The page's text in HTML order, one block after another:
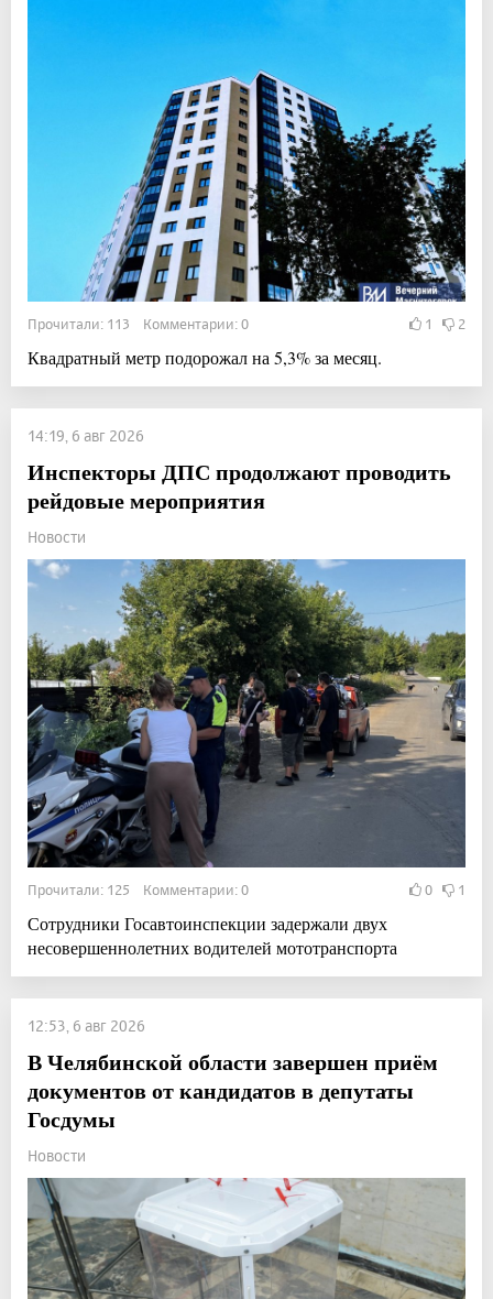
Прочитали: 113 Комментарии: 0 1 2
Квадратный метр подорожал на 5,3% за месяц.
14:19, 6 авг 2026
Инспекторы ДПС продолжают проводить
рейдовые мероприятия
Новости
Прочитали: 125 Комментарии: 0 0 1
Сотрудники Госавтоинспекции задержали двух
несовершеннолетних водителей мототранспорта
12:53, 6 авг 2026
В Челябинской области завершен приём
документов от кандидатов в депутаты
Госдумы
Новости